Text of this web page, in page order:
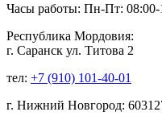
Часы работы: Пн-Пт: 08:00-
Республика Мордовия:
г. Саранск ул. Титова 2
тел: +7 (910) 101-40-01
г. Нижний Новгород: